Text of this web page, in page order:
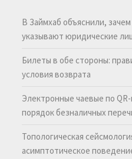
В Займхаб объяснили,
указывают юридические
Билеты в обе стороны:
условия возврата
Электронные чаевые по
порядок безналичных
Топологическая
асимптотическое